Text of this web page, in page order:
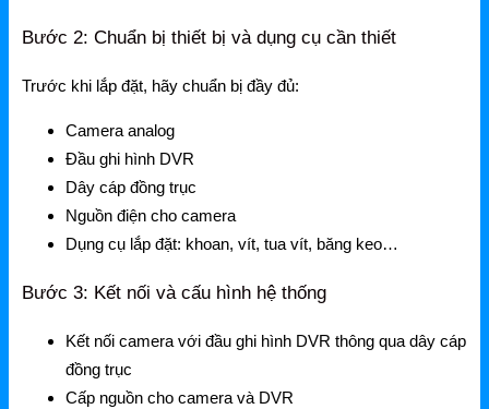
Bước 2: Chuẩn bị thiết bị và dụng cụ cần thiết
Trước khi lắp đặt, hãy chuẩn bị đầy đủ:
Camera analog
Đầu ghi hình DVR
Dây cáp đồng trục
Nguồn điện cho camera
Dụng cụ lắp đặt: khoan, vít, tua vít, băng keo…
Bước 3: Kết nối và cấu hình hệ thống
Kết nối camera với đầu ghi hình DVR thông qua dây cáp
đồng trục
Cấp nguồn cho camera và DVR